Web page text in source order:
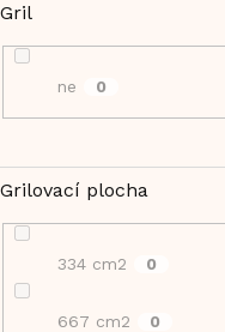
Gril
ne 0
Grilovací plocha
334 cm2 0
667 cm2 0